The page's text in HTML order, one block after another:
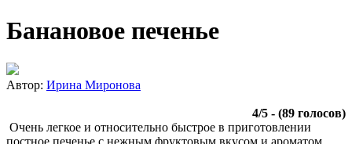
Банановое печенье
Автор: Ирина Миронова
4/5 - (89 голосов)
Очень легкое и относительно быстрое в приготовлении
постное печенье с нежным фруктовым вкусом и ароматом